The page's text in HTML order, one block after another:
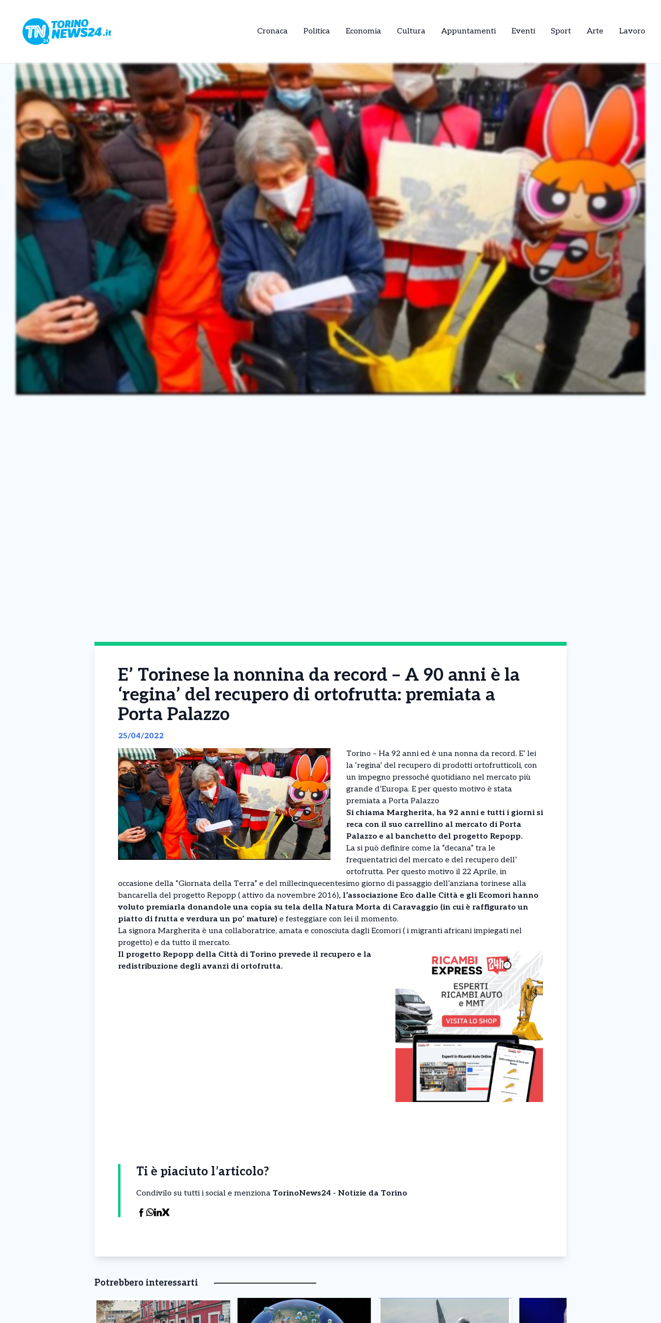
Cronaca Politica Economia Cultura Appuntamenti Eventi Sport Arte Lavoro
E’ Torinese la nonnina da record – A 90 anni è la
‘regina’ del recupero di ortofrutta: premiata a
Porta Palazzo
25/04/2022
Torino – Ha 92 anni ed è una nonna da record. E’ lei
la ‘regina’ del recupero di prodotti ortofrutticoli, con
un impegno pressoché quotidiano nel mercato più
grande d’Europa. E per questo motivo è stata
premiata a Porta Palazzo
Si chiama Margherita, ha 92 anni e tutti i giorni si
reca con il suo carrellino al mercato di Porta
Palazzo e al banchetto del progetto Repopp.
La si può definire come la “decana” tra le
frequentatrici del mercato e del recupero dell’
ortofrutta. Per questo motivo il 22 Aprile, in
occasione della “Giornata della Terra” e del millecinquecentesimo giorno di passaggio dell’anziana torinese alla
bancarella del progetto Repopp ( attivo da novembre 2016), l’associazione Eco dalle Città e gli Ecomori hanno
voluto premiarla donandole una copia su tela della Natura Morta di Caravaggio (in cui è raffigurato un
piatto di frutta e verdura un po’ mature) e festeggiare con lei il momento.
La signora Margherita è una collaboratrice, amata e conosciuta dagli Ecomori ( i migranti africani impiegati nel
progetto) e da tutto il mercato.
Il progetto Repopp della Città di Torino prevede il recupero e la
redistribuzione degli avanzi di ortofrutta.
Ti è piaciuto l’articolo?
Condivilo su tutti i social e menziona TorinoNews24 - Notizie da Torino
Potrebbero interessarti